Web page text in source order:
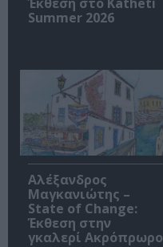
Summer 2026
Αλέξανδρος
Μαγκανιώτης –
State of Change:
Έκθεση στην
γκαλερί Ακρόπρωρο